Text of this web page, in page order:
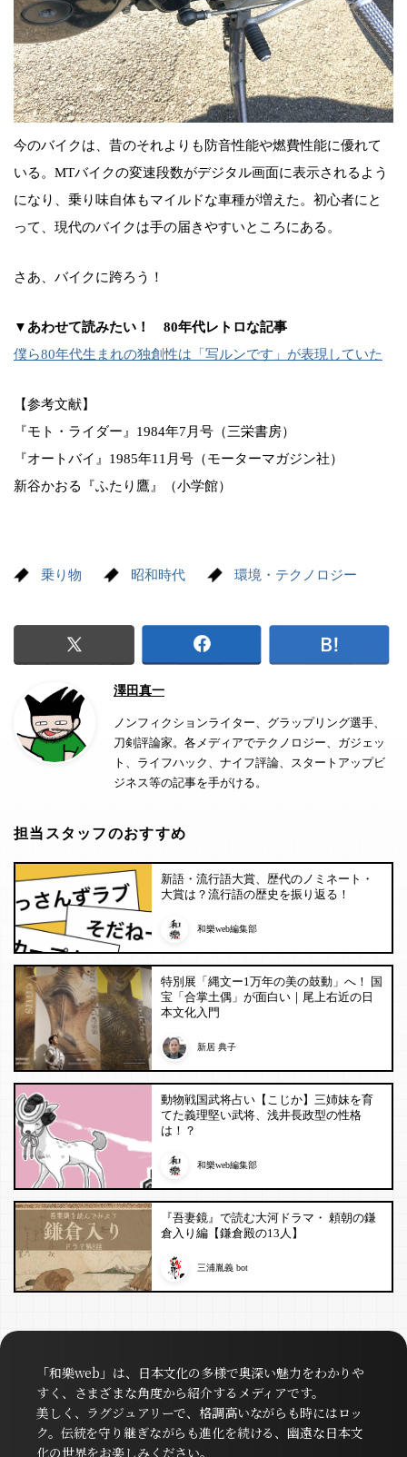
今のバイクは、昔のそれよりも防音性能や燃費性能に優れて
いる。MTバイクの変速段数がデジタル画面に表示されるよう
になり、乗り味自体もマイルドな車種が増えた。初心者にと
って、現代のバイクは手の届きやすいところにある。
さあ、バイクに跨ろう！
▼あわせて読みたい！ 80年代レトロな記事
僕ら80年代生まれの独創性は「写ルンです」が表現していた
【参考文献】
『モト・ライダー』1984年7月号（三栄書房）
『オートバイ』1985年11月号（モーターマガジン社）
新谷かおる『ふたり鷹』（小学館）
乗り物 昭和時代 環境・テクノロジー
澤田真一
ノンフィクションライター、グラップリング選手、
刀剣評論家。各メディアでテクノロジー、ガジェッ
ト、ライフハック、ナイフ評論、スタートアップビ
ジネス等の記事を手がける。
担当スタッフのおすすめ
新語・流行語大賞、歴代のノミネート・
大賞は？流行語の歴史を振り返る！
和樂web編集部
特別展「縄文ー1万年の美の鼓動」へ！ 国
宝「合掌土偶」が面白い｜尾上右近の日
本文化入門
新居 典子
動物戦国武将占い【こじか】三姉妹を育
てた義理堅い武将、浅井長政型の性格
は！？
和樂web編集部
『吾妻鏡』で読む大河ドラマ・ 頼朝の鎌
倉入り編【鎌倉殿の13人】
三浦胤義 bot
「和樂web」は、日本文化の多様で奥深い魅力をわかりや
すく、さまざまな角度から紹介するメディアです。
美しく、ラグジュアリーで、格調高いながらも時にはロッ
ク。伝統を守り継ぎながらも進化を続ける、幽遠な日本文
化の世界をお楽しみください。